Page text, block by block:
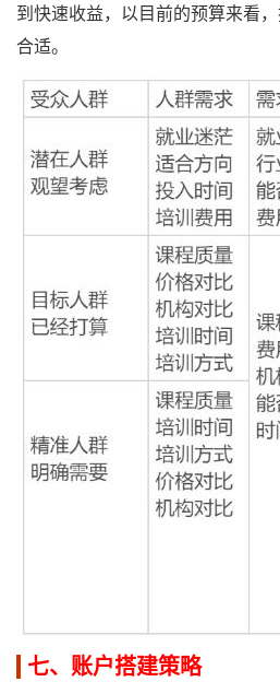
到快速收益，以目前的预算来看
合适。
七、账户搭建策略